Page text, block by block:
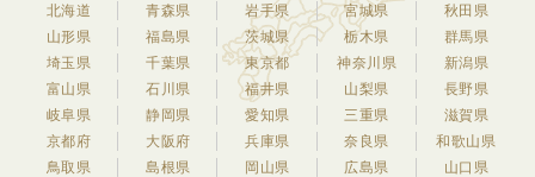
北海道 青森県 岩手県 宮城県
秋田県
山形県
福島県 茨城県 栃木県
群馬県
埼玉県
千葉県 東京都 神奈川県
新潟県
富山県
石川県 福井県 山梨県
長野県
岐阜県
静岡県 愛知県 三重県
滋賀県
京都府
大阪府 兵庫県 奈良県
和歌山県
鳥取県
島根県 岡山県 広島県
山口県